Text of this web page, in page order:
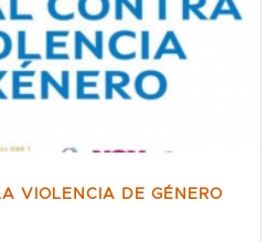
VIOLENCIA DE GÉNERO